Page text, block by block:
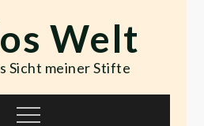
Welt
Sicht meiner Stifte
Menu